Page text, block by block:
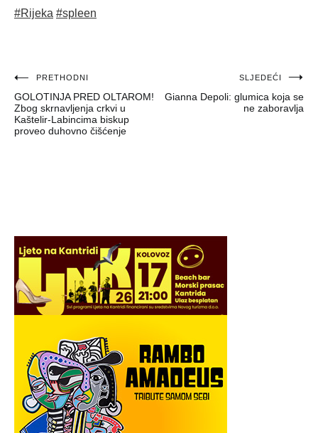
#Rijeka #spleen
Navigacija
objava
PRETHODNI
GOLOTINJA PRED OLTAROM!
Zbog skrnavljenja crkvi u
Kaštelir-Labincima biskup
proveo duhovno čišćenje
SLJEDEĆI
Gianna Depoli: glumica koja se
ne zaboravlja